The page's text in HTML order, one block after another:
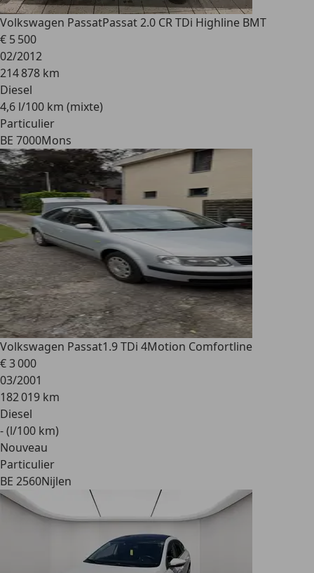
Volkswagen PassatPassat 2.0 CR TDi Highline BMT
€ 5 500
02/2012
214 878 km
Diesel
4,6 l/100 km (mixte)
Particulier
BE 7000Mons
Volkswagen Passat1.9 TDi 4Motion Comfortline
€ 3 000
03/2001
182 019 km
Diesel
- (l/100 km)
Nouveau
Particulier
BE 2560Nijlen